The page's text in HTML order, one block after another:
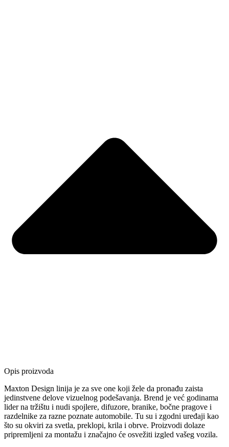
Opis proizvoda
Maxton Design linija je za sve one koji žele da pronađu zaista
jedinstvene delove vizuelnog podešavanja. Brend je već godinama
lider na tržištu i nudi spojlere, difuzore, branike, bočne pragove i
razdelnike za razne poznate automobile. Tu su i zgodni uređaji kao
što su okviri za svetla, preklopi, krila i obrve. Proizvodi dolaze
pripremljeni za montažu i značajno će osvežiti izgled vašeg vozila.